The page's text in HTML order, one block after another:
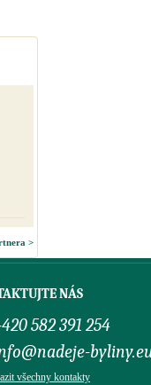
>
NÁS
582 391 254
všechny kontakty